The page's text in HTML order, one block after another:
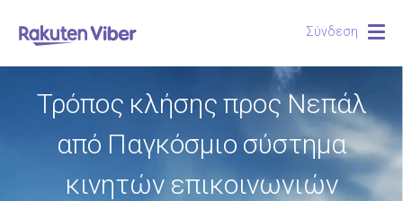
Σύνδεση
Τρόπος κλήσης προς Νεπάλ
από Παγκόσμιο σύστημα
κινητών επικοινωνιών